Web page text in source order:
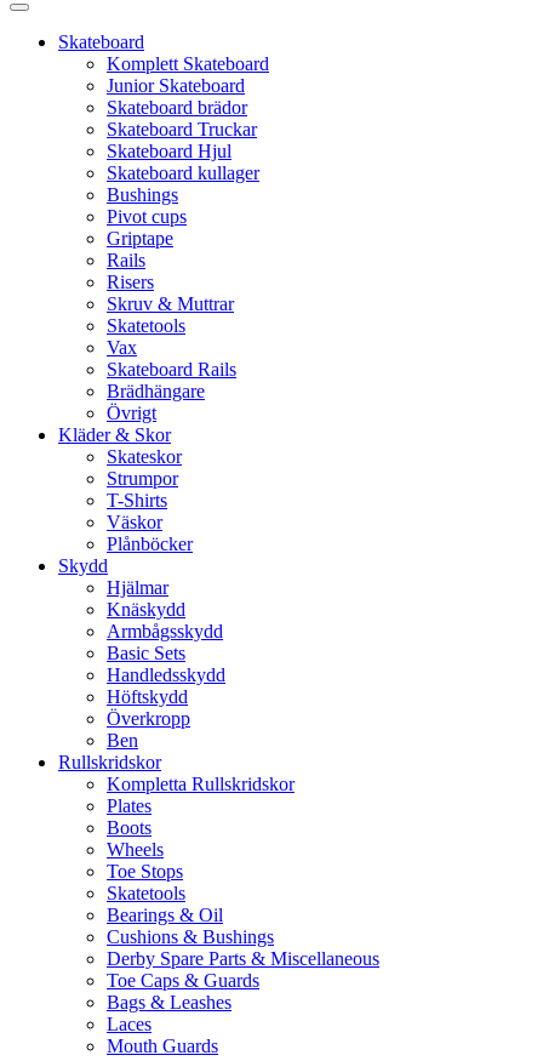
Skateboard
Komplett Skateboard
Junior Skateboard
Skateboard brädor
Skateboard Truckar
Skateboard Hjul
Skateboard kullager
Bushings
Pivot cups
Griptape
Rails
Risers
Skruv & Muttrar
Skatetools
Vax
Skateboard Rails
Brädhängare
Övrigt
Kläder & Skor
Skateskor
Strumpor
T-Shirts
Väskor
Plånböcker
Skydd
Hjälmar
Knäskydd
Armbågsskydd
Basic Sets
Handledsskydd
Höftskydd
Överkropp
Ben
Rullskridskor
Kompletta Rullskridskor
Plates
Boots
Wheels
Toe Stops
Skatetools
Bearings & Oil
Cushions & Bushings
Derby Spare Parts & Miscellaneous
Toe Caps & Guards
Bags & Leashes
Laces
Mouth Guards